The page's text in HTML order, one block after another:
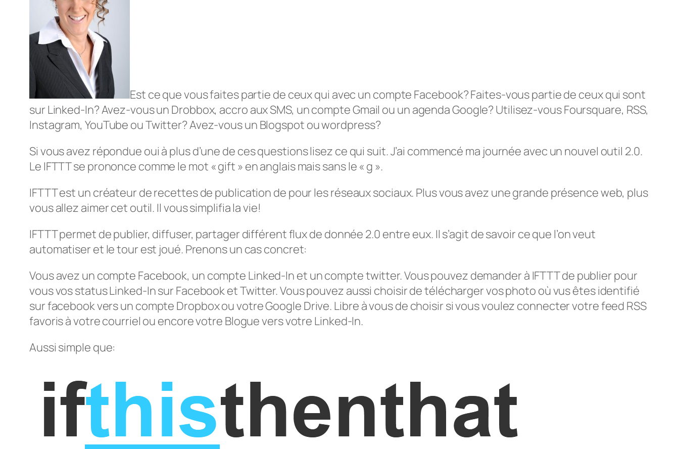
Est ce que vous faites partie de ceux qui avec un compte Facebook? Faites-vous partie de ceux qui sont
sur Linked-In? Avez-vous un Drobbox, accro aux SMS, un compte Gmail ou un agenda Google? Utilisez-vous Foursquare, RSS,
Instagram, YouTube ou Twitter? Avez-vous un Blogspot ou wordpress?
Si vous avez répondue oui à plus d’une de ces questions lisez ce qui suit. J’ai commencé ma journée avec un nouvel outil 2.0.
Le IFTTT se prononce comme le mot « gift » en anglais mais sans le « g ».
IFTTT est un créateur de recettes de publication de pour les réseaux sociaux. Plus vous avez une grande présence web, plus
vous allez aimer cet outil. Il vous simplifia la vie!
IFTTT permet de publier, diffuser, partager différent flux de donnée 2.0 entre eux. Il s’agit de savoir ce que l’on veut
automatiser et le tour est joué. Prenons un cas concret:
Vous avez un compte Facebook, un compte Linked-In et un compte twitter. Vous pouvez demander à IFTTT de publier pour
vous vos status Linked-In sur Facebook et Twitter. Vous pouvez aussi choisir de télécharger vos photo où vus êtes identifié
sur facebook vers un compte Dropbox ou votre Google Drive. Libre à vous de choisir si vous voulez connecter votre feed RSS
favoris à votre courriel ou encore votre Blogue vers votre Linked-In.
Aussi simple que: